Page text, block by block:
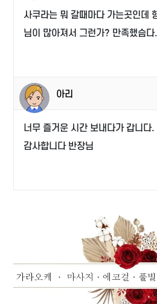
사쿠라는 뭐 갈때마다 가는곳인데
님이 많아져서 그런가? 만족했슴다.
아리
너무 즐거운 시간 보내다가 갑니다
감사합니다 반장님